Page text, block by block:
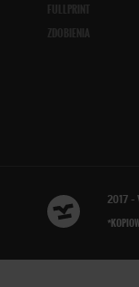
FULLPRINT
ZDOBIENIA
2017 -